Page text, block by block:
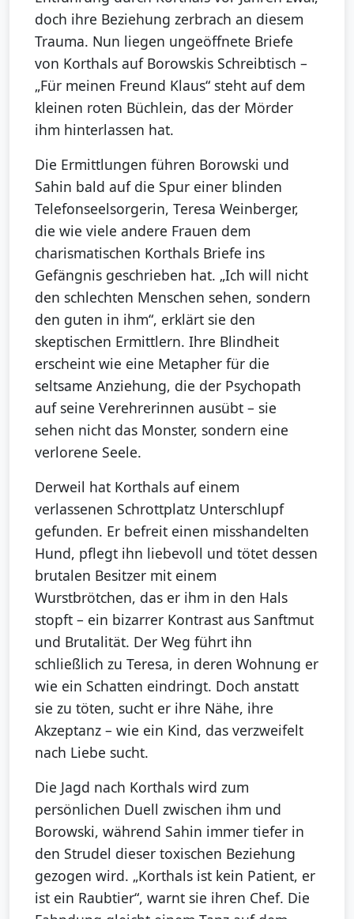
doch ihre Beziehung zerbrach an diesem
Trauma. Nun liegen ungeöffnete Briefe
von Korthals auf Borowskis Schreibtisch –
„Für meinen Freund Klaus“ steht auf dem
kleinen roten Büchlein, das der Mörder
ihm hinterlassen hat.
Die Ermittlungen führen Borowski und
Sahin bald auf die Spur einer blinden
Telefonseelsorgerin, Teresa Weinberger,
die wie viele andere Frauen dem
charismatischen Korthals Briefe ins
Gefängnis geschrieben hat. „Ich will nicht
den schlechten Menschen sehen, sondern
den guten in ihm“, erklärt sie den
skeptischen Ermittlern. Ihre Blindheit
erscheint wie eine Metapher für die
seltsame Anziehung, die der Psychopath
auf seine Verehrerinnen ausübt – sie
sehen nicht das Monster, sondern eine
verlorene Seele.
Derweil hat Korthals auf einem
verlassenen Schrottplatz Unterschlupf
gefunden. Er befreit einen misshandelten
Hund, pflegt ihn liebevoll und tötet dessen
brutalen Besitzer mit einem
Wurstbrötchen, das er ihm in den Hals
stopft – ein bizarrer Kontrast aus Sanftmut
und Brutalität. Der Weg führt ihn
schließlich zu Teresa, in deren Wohnung er
wie ein Schatten eindringt. Doch anstatt
sie zu töten, sucht er ihre Nähe, ihre
Akzeptanz – wie ein Kind, das verzweifelt
nach Liebe sucht.
Die Jagd nach Korthals wird zum
persönlichen Duell zwischen ihm und
Borowski, während Sahin immer tiefer in
den Strudel dieser toxischen Beziehung
gezogen wird. „Korthals ist kein Patient, er
ist ein Raubtier“, warnt sie ihren Chef. Die